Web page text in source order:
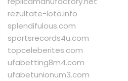
rezultate-loto.info
splendifulous.com
sportsrecords4u.com
topceleberites.com
ufabetting8m4.com
ufabetunionum3.com